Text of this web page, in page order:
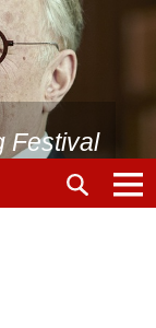
Festival